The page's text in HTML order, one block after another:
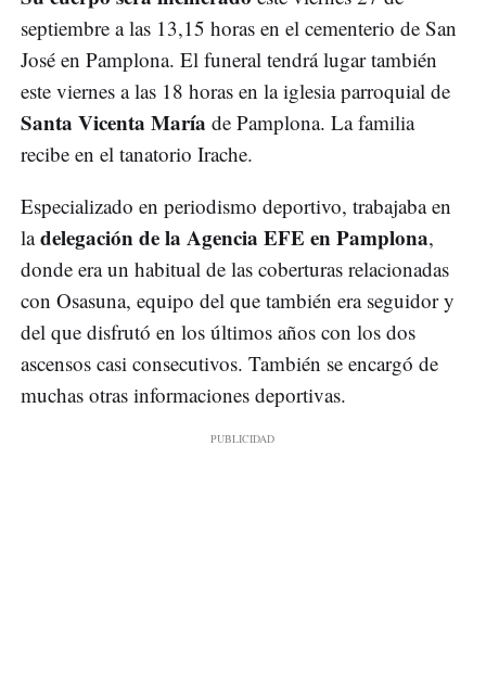
septiembre a las 13,15 horas en el cementerio de San
José en Pamplona. El funeral tendrá lugar también
este viernes a las 18 horas en la iglesia parroquial de
Santa Vicenta María de Pamplona. La familia
recibe en el tanatorio Irache.
Especializado en periodismo deportivo, trabajaba en
ladelegación de la Agencia EFE en Pamplona,
donde era un habitual de las coberturas relacionadas
con Osasuna, equipo del que también era seguidor y
del que disfrutó en los últimos años con los dos
ascensos casi consecutivos. También se encargó de
muchas otras informaciones deportivas.